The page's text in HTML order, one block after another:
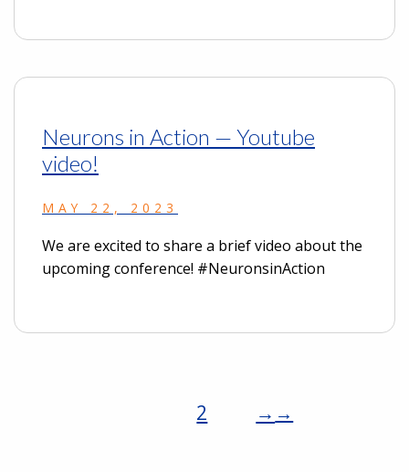
Neurons in Action — Youtube
video!
MAY 22, 2023
We are excited to share a brief video about the
upcoming conference! #NeuronsinAction
2 →